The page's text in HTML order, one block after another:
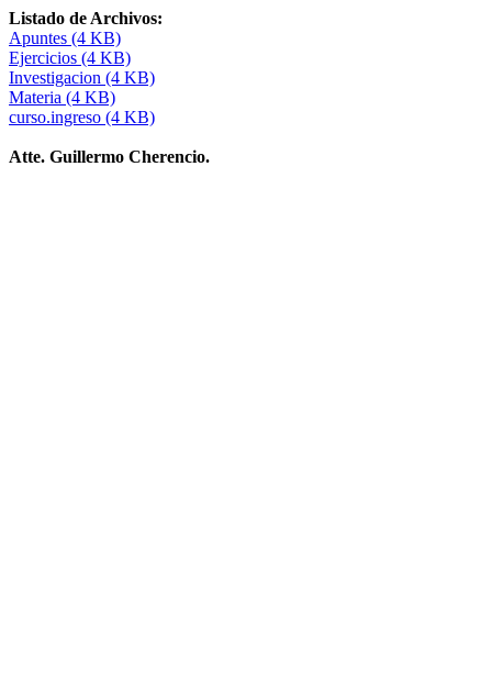
Listado de Archivos:
Apuntes (4 KB)
Ejercicios (4 KB)
Investigacion (4 KB)
Materia (4 KB)
curso.ingreso (4 KB)
Atte. Guillermo Cherencio.